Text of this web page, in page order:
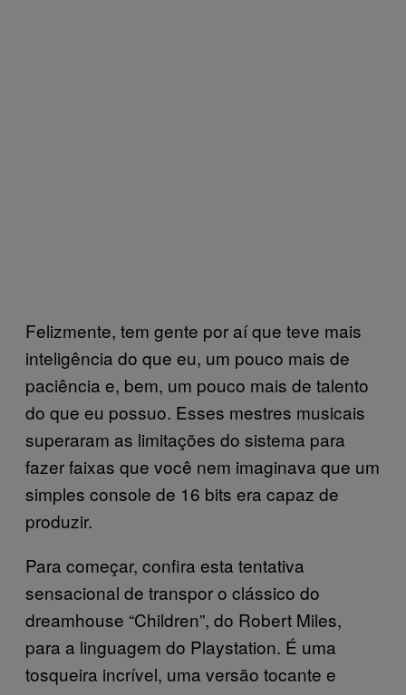
Felizmente, tem gente por aí que teve mais
inteligência do que eu, um pouco mais de
paciência e, bem, um pouco mais de talento
do que eu possuo. Esses mestres musicais
superaram as limitações do sistema para
fazer faixas que você nem imaginava que um
simples console de 16 bits era capaz de
produzir.
Para começar, confira esta tentativa
sensacional de transpor o clássico do
dreamhouse “Children”, do Robert Miles,
para a linguagem do Playstation. É uma
tosqueira incrível, uma versão tocante e